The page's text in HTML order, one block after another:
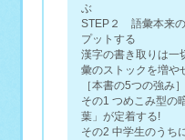
ぶ
STEP２ 語彙本来
プットする
漢字の書き取りは一
彙のストックを増や
［本書の5つの強み］
その1 つめこみ型の
葉」が定着する!
その2 中学生のうち